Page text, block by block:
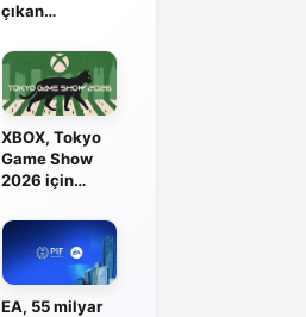
çıkan
duyurdu
XBOX, Tokyo
Game Show
2026 için
duyurdu
EA, 55 milyar